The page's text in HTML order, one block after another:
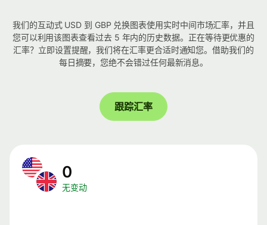
我们的互动式 USD 到 GBP 兑换图表使用实时中间市场汇率，并且
您可以利用该图表查看过去 5 年内的历史数据。正在等待更优惠的
汇率？立即设置提醒，我们将在汇率更合适时通知您。借助我们的
每日摘要，您绝不会错过任何最新消息。
跟踪汇率
0
无变动